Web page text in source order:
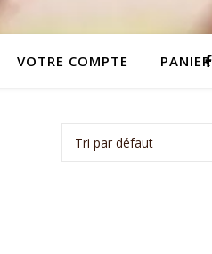
VOTRE COMPTE PANIER